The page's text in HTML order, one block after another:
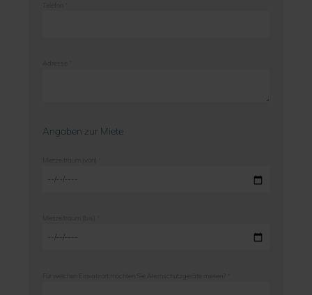
*
*
Angaben zur Miete
Mietzeitraum (von) *
Mietzeitraum (bis) *
*